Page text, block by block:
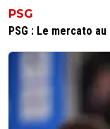
PSG
PSG : Le mercato